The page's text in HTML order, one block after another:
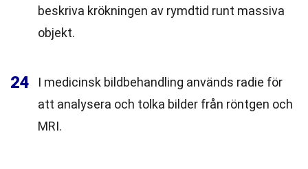
beskriva krökningen av rymdtid runt massiva
objekt.
24
I medicinsk bildbehandling används radie för
att analysera och tolka bilder från röntgen och
MRI.